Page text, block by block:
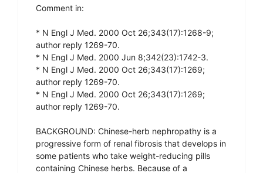
Comment in:
* N Engl J Med. 2000 Oct 26;343(17):1268-9;
author reply 1269-70.
* N Engl J Med. 2000 Jun 8;342(23):1742-3.
* N Engl J Med. 2000 Oct 26;343(17):1269;
author reply 1269-70.
* N Engl J Med. 2000 Oct 26;343(17):1269;
author reply 1269-70.
BACKGROUND: Chinese-herb nephropathy is a
progressive form of renal fibrosis that develops in
some patients who take weight-reducing pills
containing Chinese herbs. Because of a